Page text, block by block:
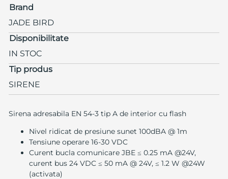
Brand
JADE BIRD
Disponibilitate
IN STOC
Tip produs
SIRENE
Sirena adresabila EN 54-3 tip A de interior cu flash
Nivel ridicat de presiune sunet 100dBA @ 1m
Tensiune operare 16-30 VDC
Curent bucla comunicare JBE ≤ 0.25 mA @24V,
curent bus 24 VDC ≤ 50 mA @ 24V, ≤ 1.2 W @24W
(activata)